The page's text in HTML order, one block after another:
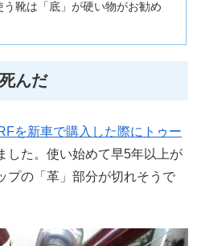
う靴は「底」が硬い物がお勧め
んだ
を新車で購入した際にトゥー
した。使い始めて早5年以上が
プの「革」部分が切れそうで